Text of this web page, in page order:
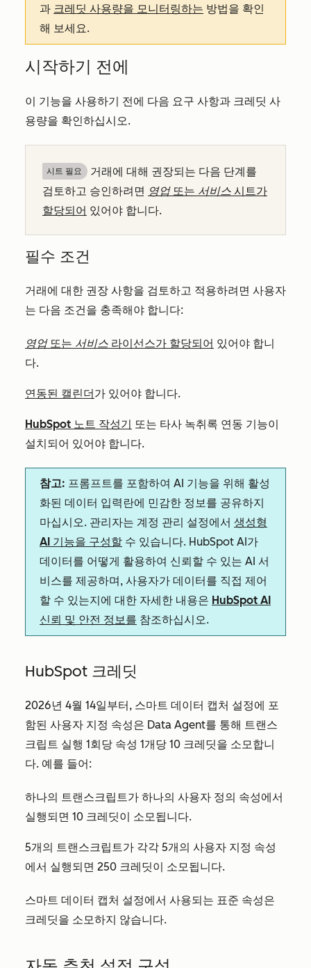
과 크레딧 사용량을 모니터링하는 방법을 확인
해 보세요.
시작하기 전에
이 기능을 사용하기 전에 다음 요구 사항과 크레딧 사
용량을 확인하십시오.
시트 필요
거래에 대해 권장되는 다음 단계를
검토하고 승인하려면 영업또는 서비스 시트가
할당되어 있어야 합니다.
필수 조건
거래에 대한 권장 사항을 검토하고 적용하려면 사용자
는 다음 조건을 충족해야 합니다:
영업또는 서비스 라이선스가 할당되어 있어야 합니
다.
연동된 캘린더가 있어야 합니다.
HubSpot 노트 작성기 또는 타사 녹취록 연동 기능이
설치되어 있어야 합니다.
참고: 프롬프트를 포함하여 AI 기능을 위해 활성
화된 데이터 입력란에 민감한 정보를 공유하지
마십시오. 관리자는 계정 관리 설정에서 생성형
AI 기능을 구성할 수 있습니다. HubSpot AI가
데이터를 어떻게 활용하여 신뢰할 수 있는 AI 서
비스를 제공하며, 사용자가 데이터를 직접 제어
할 수 있는지에 대한 자세한 내용은 HubSpot AI
신뢰 및 안전 정보를 참조하십시오.
HubSpot 크레딧
2026년 4월 14일부터, 스마트 데이터 캡처 설정에 포
함된 사용자 지정 속성은 Data Agent를 통해 트랜스
크립트 실행 1회당 속성 1개당 10 크레딧을 소모합니
다. 예를 들어:
하나의 트랜스크립트가 하나의 사용자 정의 속성에서
실행되면 10 크레딧이 소모됩니다.
5개의 트랜스크립트가 각각 5개의 사용자 지정 속성
에서 실행되면 250 크레딧이 소모됩니다.
스마트 데이터 캡처 설정에서 사용되는 표준 속성은
크레딧을 소모하지 않습니다.